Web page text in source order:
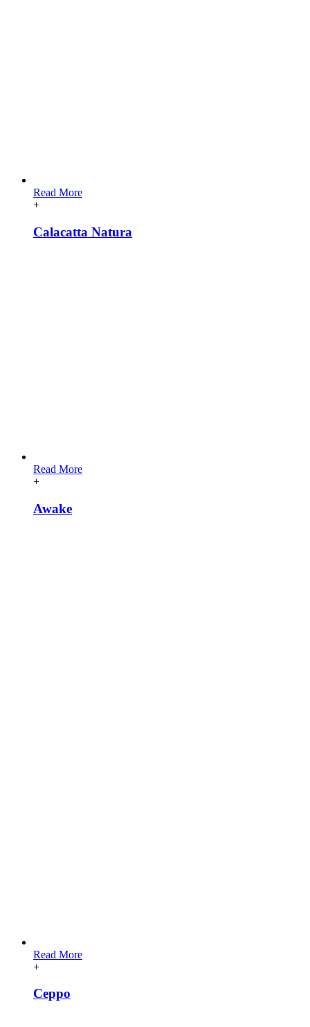
Read More
+
Calacatta Natura
Read More
+
Awake
Read More
+
Ceppo